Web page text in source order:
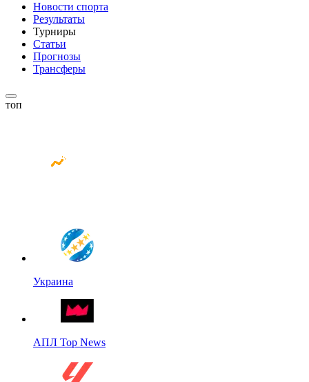
Новости спорта
Результаты
Турниры
Статьи
Прогнозы
Трансферы
топ
Украина
АПЛ Top News